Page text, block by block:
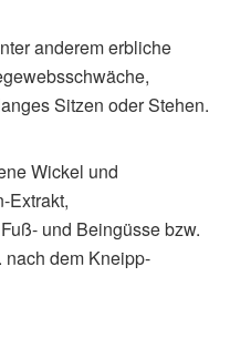
anderem erbliche
Sitzen oder Stehen.
Wickel und
Extrakt,
und Beingüsse bzw.
nach dem Kneipp-